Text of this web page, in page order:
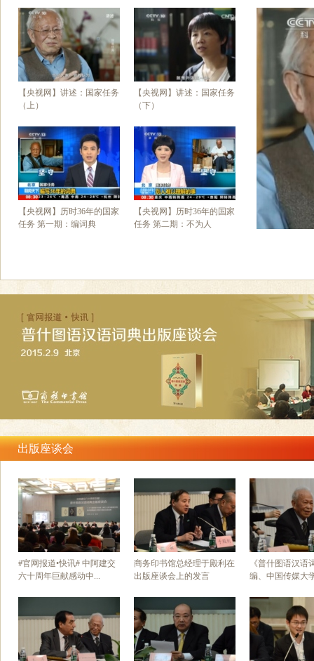
【央视网】讲述：国家任务
（上）
【央视网】讲述：国家任务
（下）
【央视网】历时36年的国家
任务 第一期：编词典
【央视网】历时36年的国家
任务 第二期：不为人
出版座谈会
#官网报道•快讯# 中阿建交
六十周年巨献感动中...
商务印书馆总经理于殿利在
出版座谈会上的发言
《普什图语汉语
编、中国传媒大